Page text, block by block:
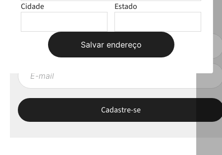
Cidade Estado
Salvar endereço
NEWSLETTER